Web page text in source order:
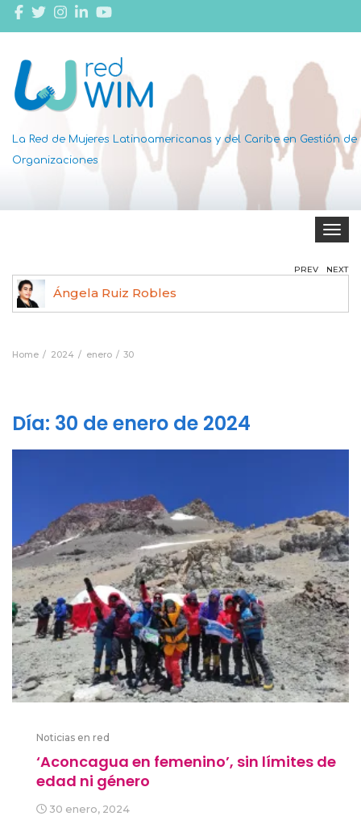
La Red de Mujeres Latinoamericanas y del Caribe en Gestión de
Organizaciones
Toggle
Ángela Ruiz Robles
PREV NEXT
Home 2024 enero 30
Día: 30 de enero de 2024
Noticias en red
‘Aconcagua en femenino’, sin límites de
edad ni género
30 enero, 2024